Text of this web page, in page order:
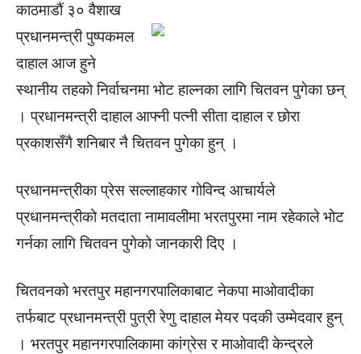
काठमाडौं ३० वैशाख
प्रधानमन्त्री पुष्पकमल
दाहाल आज हुने
स्थानीय तहको निर्वाचनमा भोट हाल्नका लागि चितवन पुगेका छन्
। प्रधानमन्त्री दाहाल आफ्नी पत्नी सीता दाहाल र छोरा
प्रकाशसँगै शनिबार नै चितवन पुगेका हुन् ।
प्रधानमन्त्रीका प्रेस सल्लाहकार गोविन्द आचार्यले
प्रधानमन्त्रीको मतदाता नामावलीमा भरतपुरमा नाम रहेकाले भोट
गर्नका लागि चितवन पुगेको जानकारी दिए ।
चितवनको भरतपुर महानगरपालिकाबाट नेकपा माओवादीका
तर्फबाट प्रधानमन्त्री पुत्री रेणु दाहाल मेयर पदकी उम्मेदवार हुन्
। भरतपुर महानगरपालिकामा कांग्रेस र माओवादी केन्द्रले